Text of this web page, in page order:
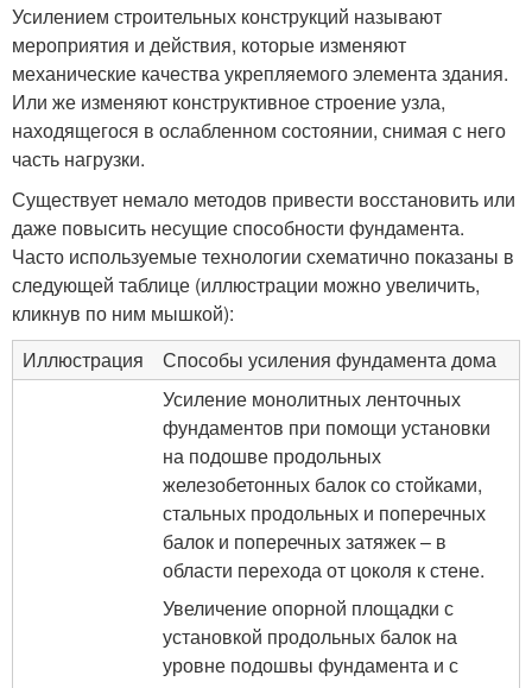
Усилением строительных конструкций называют
мероприятия и действия, которые изменяют
механические качества укрепляемого элемента здания.
Или же изменяют конструктивное строение узла,
находящегося в ослабленном состоянии, снимая с него
часть нагрузки.
Существует немало методов привести восстановить или
даже повысить несущие способности фундамента.
Часто используемые технологии схематично показаны в
следующей таблице (иллюстрации можно увеличить,
кликнув по ним мышкой):
Иллюстрация
Способы усиления фундамента дома
Усиление монолитных ленточных
фундаментов при помощи установки
на подошве продольных
железобетонных балок со стойками,
стальных продольных и поперечных
балок и поперечных затяжек – в
области перехода от цоколя к стене.
Увеличение опорной площадки с
установкой продольных балок на
уровне подошвы фундамента и с